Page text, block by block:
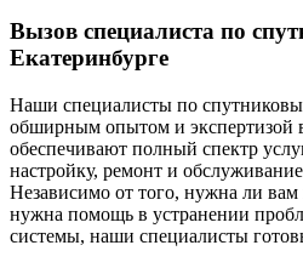
Вызов специалиста по
Екатеринбурге
Наши специалисты по
обширным опытом и экспертизой
обеспечивают полный спектр
настройку, ремонт и
Независимо от того, нужна ли вам
нужна помощь в устранении
системы, наши специалисты